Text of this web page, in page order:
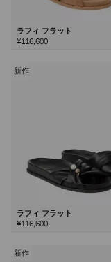
ラフィ フラット
¥116,600
新作
ラフィ フラット
¥116,600
新作